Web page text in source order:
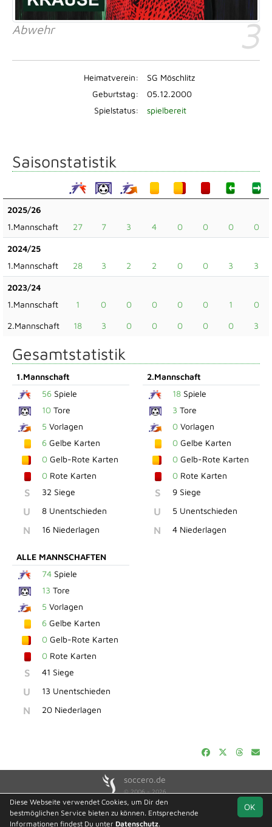
3
Abwehr
Heimatverein:
SG Möschlitz
Geburtstag:
05.12.2000
Spielstatus:
spielbereit
Saisonstatistik
2025/26
1.Mannschaft
27 7 3 4 0 0 0 0
2024/25
1.Mannschaft
28 3 2 2 0 0 3 3
2023/24
1.Mannschaft
1 0 0 0 0 0 1 0
2.Mannschaft 18 3 0 0 0 0 0 3
Gesamtstatistik
1.Mannschaft
56 Spiele
10 Tore
5 Vorlagen
6 Gelbe Karten
0 Gelb-Rote Karten
0 Rote Karten
S 32 Siege
U 8 Unentschieden
N 16 Niederlagen
2.Mannschaft
18Spiele
3 Tore
0Vorlagen
0Gelbe Karten
0Gelb-Rote Karten
0Rote Karten
S 9 Siege
U 5 Unentschieden
N 4 Niederlagen
ALLE MANNSCHAFTEN
74 Spiele
13 Tore
5 Vorlagen
6 Gelbe Karten
0 Gelb-Rote Karten
0 Rote Karten
S 41 Siege
U 13 Unentschieden
N 20 Niederlagen
soccero.de
© 2006 - 2026
Besucherstatistik Kontakt Impressum
Geburtstage
Datenschutz
OK
Diese Webseite verwendet Cookies, um Dir den
bestmöglichen Service bieten zu können. Entsprechende
Informationen findest Du unter Datenschutz.